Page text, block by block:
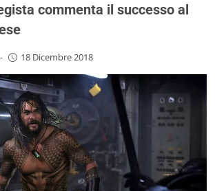
commenta il successo al
- 18 Dicembre 2018